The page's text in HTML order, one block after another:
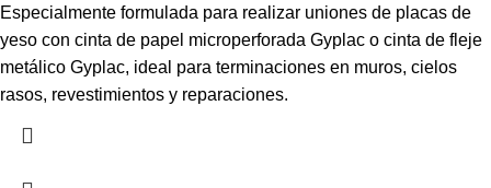
Especialmente formulada para realizar uniones de placas de
yeso con cinta de papel microperforada Gyplac o cinta de fleje
metálico Gyplac, ideal para terminaciones en muros, cielos
rasos, revestimientos y reparaciones.